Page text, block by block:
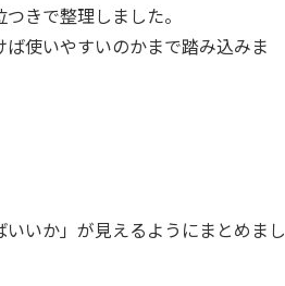
きで整理しました。
使いやすいのかまで踏み込みま
いか」が見えるようにまとめまし